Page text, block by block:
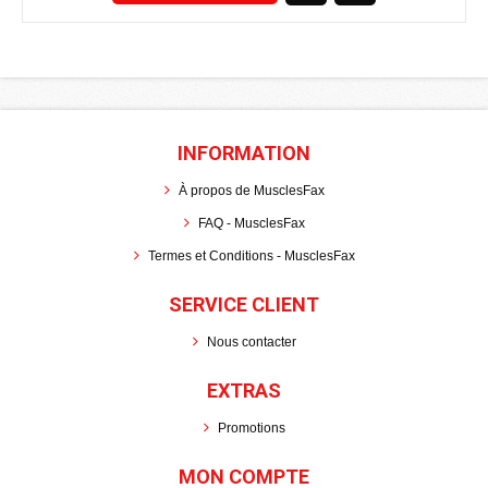
INFORMATION
À propos de MusclesFax
FAQ - MusclesFax
Termes et Conditions - MusclesFax
SERVICE CLIENT
Nous contacter
EXTRAS
Promotions
MON COMPTE